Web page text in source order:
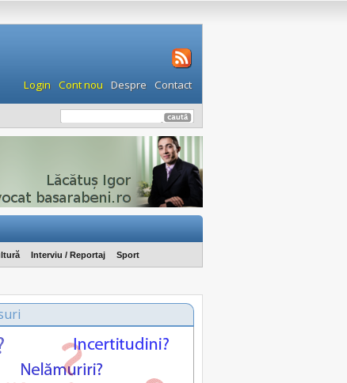
Login Cont nou Despre Contact
Interviu / Reportaj Sport